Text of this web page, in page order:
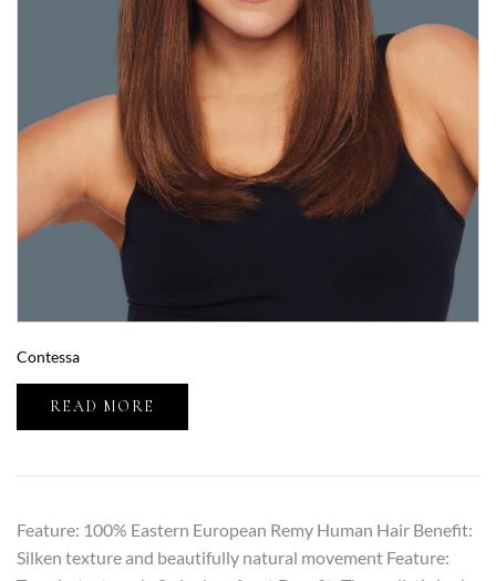
Contessa
READ MORE
Feature: 100% Eastern European Remy Human Hair Benefit:
Silken texture and beautifully natural movement Feature: